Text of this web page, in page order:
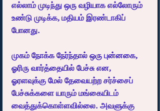
எல்லாம் முடிந்து ஒரு வழியாக எல்லோரும்
உண்டு முடிக்க, மதியம் இரண்டாகிப்
போனது.
முகம் நோக்க நேர்ந்தால் ஒரு புன்னகை,
ஓரிரு வார்த்தையில் பேச்சு என,
ஓரளவுக்கு மேல் தேவையற்ற சர்ச்சைப்
பேச்சுக்களை யாரும் மங்கையிடம்
வைத்துக்கொள்ளவில்லை. அவளுக்கு